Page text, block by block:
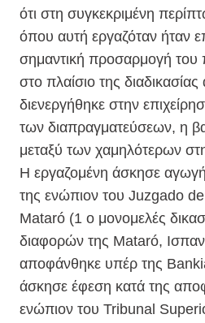
ότι στη συγκεκριμένη
όπου αυτή εργαζόταν ήταν
σημαντική προσαρμογή του
στο πλαίσιο της
διενεργήθηκε στην
των διαπραγματεύσεων, η
μεταξύ των χαμηλότερων
Η εργαζομένη άσκησε
της ενώπιον του Juzgado
Mataró (1 ο μονομελές
διαφορών της Mataró,
αποφάνθηκε υπέρ της
άσκησε έφεση κατά της
ενώπιον του Tribunal